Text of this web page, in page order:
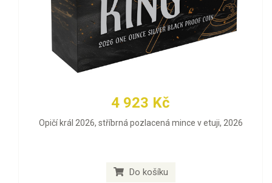
4 923 Kč
Opičí král 2026, stříbrná pozlacená mince v etuji, 2026
Do košíku